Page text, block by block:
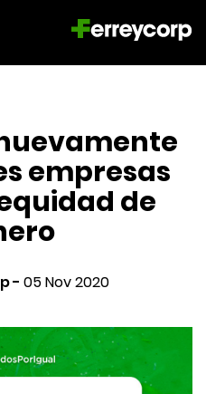
empresas
de
- 05 Nov 2020